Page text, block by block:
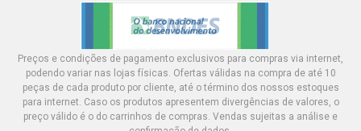
Preços e condições de pagamento exclusivos para compras via internet,
podendo variar nas lojas físicas. Ofertas válidas na compra de até 10
peças de cada produto por cliente, até o término dos nossos estoques
para internet. Caso os produtos apresentem divergências de valores, o
preço válido é o do carrinhos de compras. Vendas sujeitas a análise e